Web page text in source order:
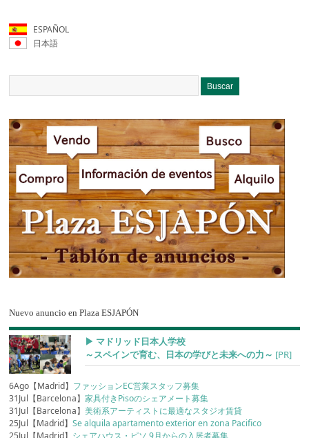
ESPAÑOL
日本語
Nuevo anuncio en Plaza ESJAPÓN
▶︎ マドリッド日本人学校
～スペインで育む、日本の学びと未来への力～ [PR]
6Ago【Madrid】 ファッションEC営業スタッフ募集
31Jul【Barcelona】家具付きPisoのシェアメート募集
31Jul【Barcelona】美術系アーティストに最適なスタジオ賃貸
25Jul【Madrid】Se alquila apartamento exterior en zona Pacifico
25Jul【Madrid】 シェアハウス・ピソ 9月からの入居者募集